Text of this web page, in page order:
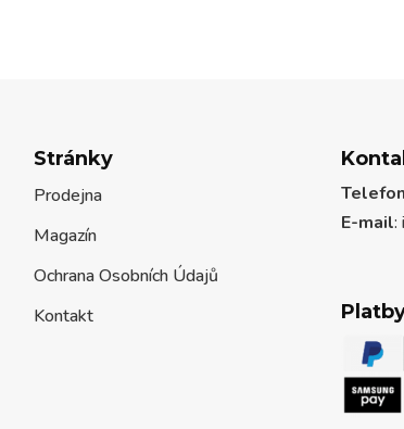
Stránky
Prodejna
Magazín
Ochrana Osobních Údajů
Kontakt
E-mail: